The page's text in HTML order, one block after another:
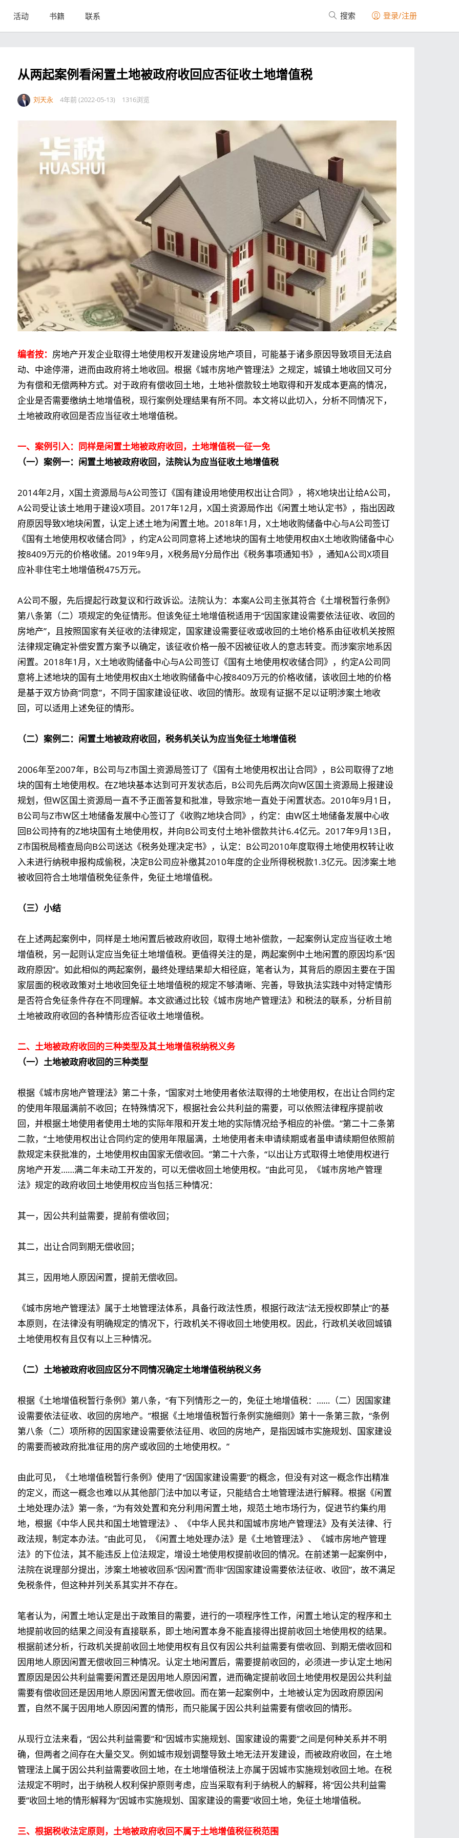
活动 书籍 联系 搜索 登录/注册
从两起案例看闲置土地被政府收回应否征收土地增值税
刘天永 4年前 (2022-05-13) 1316浏览
编者按： 房地产开发企业取得土地使用权开发建设房地产项目，可能基于诸多原因导致项目无法启
动、中途停滞，进而由政府将土地收回。根据《城市房地产管理法》之规定，城镇土地收回又可分
为有偿和无偿两种方式。对于政府有偿收回土地，土地补偿款较土地取得和开发成本更高的情况，
企业是否需要缴纳土地增值税，现行案例处理结果有所不同。本文将以此切入，分析不同情况下，
土地被政府收回是否应当征收土地增值税。
一、案例引入：同样是闲置土地被政府收回，土地增值税一征一免
（一）案例一：闲置土地被政府收回，法院认为应当征收土地增值税
2014年2月，X国土资源局与A公司签订《国有建设用地使用权出让合同》，将X地块出让给A公司，
A公司受让该土地用于建设X项目。2017年12月，X国土资源局作出《闲置土地认定书》，指出因政
府原因导致X地块闲置，认定上述土地为闲置土地。2018年1月，X土地收购储备中心与A公司签订
《国有土地使用权收储合同》，约定A公司同意将上述地块的国有土地使用权由X土地收购储备中心
按8409万元的价格收储。2019年9月，X税务局Y分局作出《税务事项通知书》，通知A公司X项目
应补非住宅土地增值税475万元。
A公司不服，先后提起行政复议和行政诉讼。法院认为：本案A公司主张其符合《土增税暂行条例》
第八条第（二）项规定的免征情形。但该免征土地增值税适用于“因国家建设需要依法征收、收回的
房地产”，且按照国家有关征收的法律规定，国家建设需要征收或收回的土地价格系由征收机关按照
法律规定确定补偿安置方案予以确定，该征收价格一般不因被征收人的意志转变。而涉案宗地系因
闲置。2018年1月，X土地收购储备中心与A公司签订《国有土地使用权收储合同》，约定A公司同
意将上述地块的国有土地使用权由X土地收购储备中心按8409万元的价格收储，该收回土地的价格
是基于双方协商“同意”，不同于国家建设征收、收回的情形。故现有证据不足以证明涉案土地收
回，可以适用上述免征的情形。
（二）案例二：闲置土地被政府收回，税务机关认为应当免征土地增值税
2006年至2007年，B公司与Z市国土资源局签订了《国有土地使用权出让合同》，B公司取得了Z地
块的国有土地使用权。在Z地块基本达到可开发状态后，B公司先后两次向W区国土资源局上报建设
规划，但W区国土资源局一直不予正面答复和批准，导致宗地一直处于闲置状态。2010年9月1日，
B公司与Z市W区土地储备发展中心签订了《收购Z地块合同》，约定：由W区土地储备发展中心收
回B公司持有的Z地块国有土地使用权，并向B公司支付土地补偿款共计6.4亿元。2017年9月13日，
Z市国税局稽查局向B公司送达《税务处理决定书》，认定：B公司2010年度取得土地使用权转让收
入未进行纳税申报构成偷税，决定B公司应补缴其2010年度的企业所得税税款1.3亿元。因涉案土地
被收回符合土地增值税免征条件，免征土地增值税。
（三）小结
在上述两起案例中，同样是土地闲置后被政府收回，取得土地补偿款，一起案例认定应当征收土地
增值税，另一起则认定应当免征土地增值税。更值得关注的是，两起案例中土地闲置的原因均系“因
政府原因”。如此相似的两起案例，最终处理结果却大相径庭，笔者认为，其背后的原因主要在于国
家层面的税收政策对土地收回免征土地增值税的规定不够清晰、完善，导致执法实践中对特定情形
是否符合免征条件存在不同理解。本文欲通过比较《城市房地产管理法》和税法的联系，分析目前
土地被政府收回的各种情形应否征收土地增值税。
二、土地被政府收回的三种类型及其土地增值税纳税义务
（一）土地被政府收回的三种类型
根据《城市房地产管理法》第二十条，“国家对土地使用者依法取得的土地使用权，在出让合同约定
的使用年限届满前不收回；在特殊情况下，根据社会公共利益的需要，可以依照法律程序提前收
回，并根据土地使用者使用土地的实际年限和开发土地的实际情况给予相应的补偿。”第二十二条第
二款，“土地使用权出让合同约定的使用年限届满，土地使用者未申请续期或者虽申请续期但依照前
款规定未获批准的，土地使用权由国家无偿收回。”第二十六条，“以出让方式取得土地使用权进行
房地产开发……满二年未动工开发的，可以无偿收回土地使用权。”由此可见，《城市房地产管理
法》规定的政府收回土地使用权应当包括三种情况：
其一，因公共利益需要，提前有偿收回；
其二，出让合同到期无偿收回；
其三，因用地人原因闲置，提前无偿收回。
《城市房地产管理法》属于土地管理法体系，具备行政法性质，根据行政法“法无授权即禁止”的基
本原则，在法律没有明确规定的情况下，行政机关不得收回土地使用权。因此，行政机关收回城镇
土地使用权有且仅有以上三种情况。
（二）土地被政府收回应区分不同情况确定土地增值税纳税义务
根据《土地增值税暂行条例》第八条，“有下列情形之一的，免征土地增值税：……（二）因国家建
设需要依法征收、收回的房地产。”根据《土地增值税暂行条例实施细则》第十一条第三款，“条例
第八条（二）项所称的因国家建设需要依法征用、收回的房地产，是指因城市实施规划、国家建设
的需要而被政府批准征用的房产或收回的土地使用权。”
由此可见，《土地增值税暂行条例》使用了“因国家建设需要”的概念，但没有对这一概念作出精准
的定义，而这一概念也难以从其他部门法中加以考证，只能结合土地管理法进行解释。根据《闲置
土地处理办法》第一条，“为有效处置和充分利用闲置土地，规范土地市场行为，促进节约集约用
地，根据《中华人民共和国土地管理法》、《中华人民共和国城市房地产管理法》及有关法律、行
政法规，制定本办法。”由此可见，《闲置土地处理办法》是《土地管理法》、《城市房地产管理
法》的下位法，其不能违反上位法规定，增设土地使用权提前收回的情况。在前述第一起案例中，
法院在说理部分提出，涉案土地被收回系“因闲置”而非“因国家建设需要依法征收、收回”，故不满足
免税条件，但这种并列关系其实并不存在。
笔者认为，闲置土地认定是出于政策目的需要，进行的一项程序性工作，闲置土地认定的程序和土
地提前收回的结果之间没有直接联系，即土地闲置本身不能直接得出提前收回土地使用权的结果。
根据前述分析，行政机关提前收回土地使用权有且仅有因公共利益需要有偿收回、到期无偿收回和
因用地人原因闲置无偿收回三种情况。认定土地闲置后，需要提前收回的，必须进一步认定土地闲
置原因是因公共利益需要闲置还是因用地人原因闲置，进而确定提前收回土地使用权是因公共利益
需要有偿收回还是因用地人原因闲置无偿收回。而在第一起案例中，土地被认定为因政府原因闲
置，自然不属于因用地人原因闲置的情形，而只能属于因公共利益需要有偿收回的情形。
从现行立法来看，“因公共利益需要”和“因城市实施规划、国家建设的需要”之间是何种关系并不明
确，但两者之间存在大量交叉。例如城市规划调整导致土地无法开发建设，而被政府收回，在土地
管理法上属于因公共利益需要收回土地，在土地增值税法上亦属于因城市实施规划收回土地。在税
法规定不明时，出于纳税人权利保护原则考虑，应当采取有利于纳税人的解释，将“因公共利益需
要”收回土地的情形解释为“因城市实施规划、国家建设的需要”收回土地，免征土地增值税。
三、根据税收法定原则，土地被政府收回不属于土地增值税征税范围